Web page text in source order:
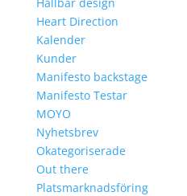
Heart Direction
Kalender
Kunder
Manifesto backstage
Manifesto Testar
MOYO
Nyhetsbrev
Okategoriserade
Out there
Platsmarknadsföring